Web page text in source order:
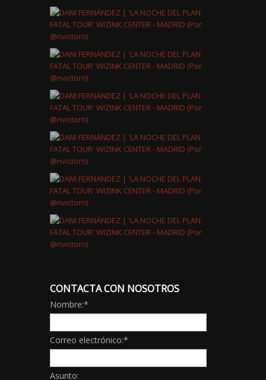
CONTACTA CON NOSOTROS
Nombre:*
Correo electrónico:*
Asunto: